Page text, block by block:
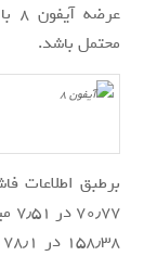
محتمل باشد.